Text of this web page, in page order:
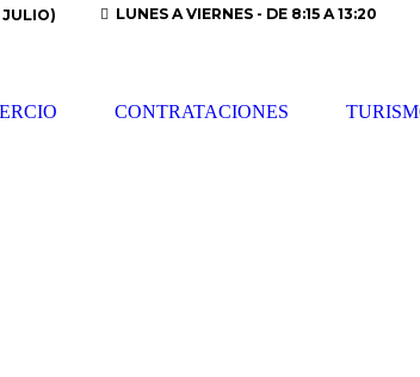
LUNES A VIERNES - DE 8:15 A 13:20
CONTRATACIONES